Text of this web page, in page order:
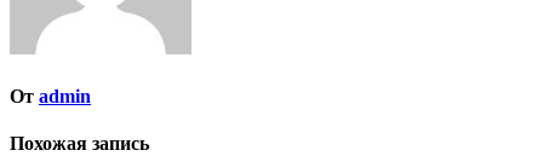
От admin
Похожая запись